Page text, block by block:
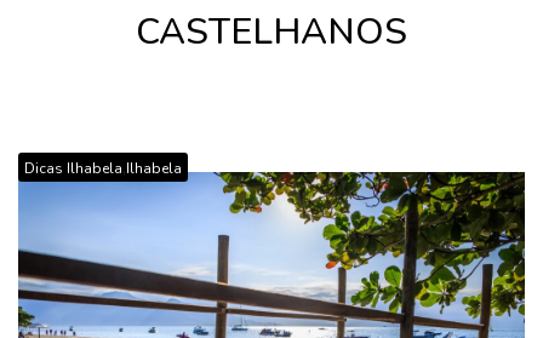
CASTELHANOS
Dicas Ilhabela,Ilhabela